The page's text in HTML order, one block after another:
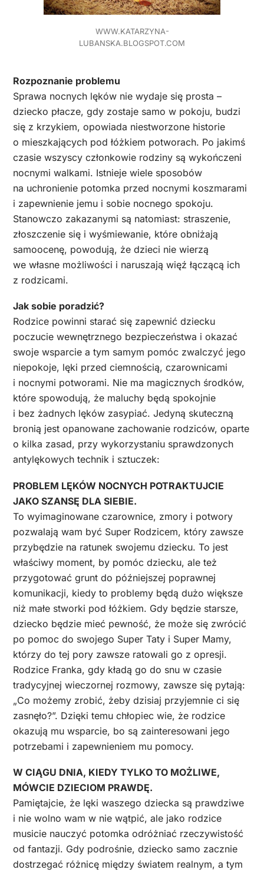
WWW.KATARZYNA-
LUBANSKA.BLOGSPOT.COM
Rozpoznanie problemu
Sprawa nocnych lęków nie wydaje się prosta –
dziecko płacze, gdy zostaje samo w pokoju, budzi
się z krzykiem, opowiada niestworzone historie
o mieszkających pod łóżkiem potworach. Po jakimś
czasie wszyscy członkowie rodziny są wykończeni
nocnymi walkami. Istnieje wiele sposobów
na uchronienie potomka przed nocnymi koszmarami
i zapewnienie jemu i sobie nocnego spokoju.
Stanowczo zakazanymi są natomiast: straszenie,
złoszczenie się i wyśmiewanie, które obniżają
samoocenę, powodują, że dzieci nie wierzą
we własne możliwości i naruszają więź łączącą ich
z rodzicami.
Jak sobie poradzić?
Rodzice powinni starać się zapewnić dziecku
poczucie wewnętrznego bezpieczeństwa i okazać
swoje wsparcie a tym samym pomóc zwalczyć jego
niepokoje, lęki przed ciemnością, czarownicami
i nocnymi potworami. Nie ma magicznych środków,
które spowodują, że maluchy będą spokojnie
i bez żadnych lęków zasypiać. Jedyną skuteczną
bronią jest opanowane zachowanie rodziców, oparte
o kilka zasad, przy wykorzystaniu sprawdzonych
antylękowych technik i sztuczek:
PROBLEM LĘKÓW NOCNYCH POTRAKTUJCIE
JAKO SZANSĘ DLA SIEBIE.
To wyimaginowane czarownice, zmory i potwory
pozwalają wam być Super Rodzicem, który zawsze
przybędzie na ratunek swojemu dziecku. To jest
właściwy moment, by pomóc dziecku, ale też
przygotować grunt do późniejszej poprawnej
komunikacji, kiedy to problemy będą dużo większe
niż małe stworki pod łóżkiem. Gdy będzie starsze,
dziecko będzie mieć pewność, że może się zwrócić
po pomoc do swojego Super Taty i Super Mamy,
którzy do tej pory zawsze ratowali go z opresji.
Rodzice Franka, gdy kładą go do snu w czasie
tradycyjnej wieczornej rozmowy, zawsze się pytają:
„Co możemy zrobić, żeby dzisiaj przyjemnie ci się
zasnęło?”. Dzięki temu chłopiec wie, że rodzice
okazują mu wsparcie, bo są zainteresowani jego
potrzebami i zapewnieniem mu pomocy.
W CIĄGU DNIA, KIEDY TYLKO TO MOŻLIWE,
MÓWCIE DZIECIOM PRAWDĘ.
Pamiętajcie, że lęki waszego dziecka są prawdziwe
i nie wolno wam w nie wątpić, ale jako rodzice
musicie nauczyć potomka odróżniać rzeczywistość
od fantazji. Gdy podrośnie, dziecko samo zacznie
dostrzegać różnicę między światem realnym, a tym